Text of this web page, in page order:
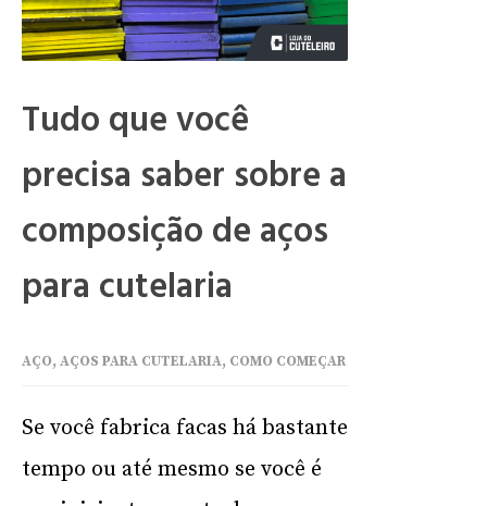
Tudo que você
precisa saber sobre a
composição de aços
para cutelaria
AÇO, AÇOS PARA CUTELARIA, COMO COMEÇAR
Se você fabrica facas há bastante
tempo ou até mesmo se você é